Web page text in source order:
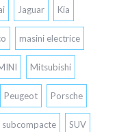
Jaguar Kia
masini electrice
Mitsubishi
Peugeot Porsche
subcompacte SUV